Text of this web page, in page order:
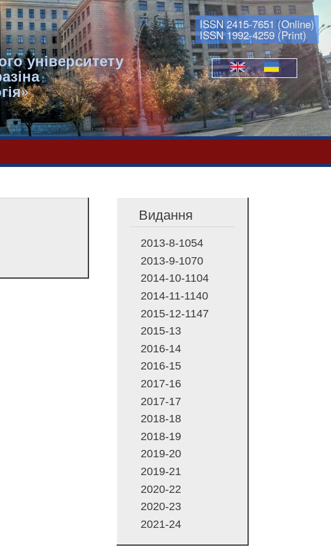
Мови
університету
ISSN 2415-7651 (Online)
ISSN 1992-4259 (Print)
Видання
2013-8-1054
2013-9-1070
2014-10-1104
2014-11-1140
2015-12-1147
2015-13
2016-14
2016-15
2017-16
2017-17
2018-18
2018-19
2019-20
2019-21
2020-22
2020-23
2021-24